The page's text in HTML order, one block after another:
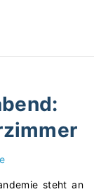
steht an